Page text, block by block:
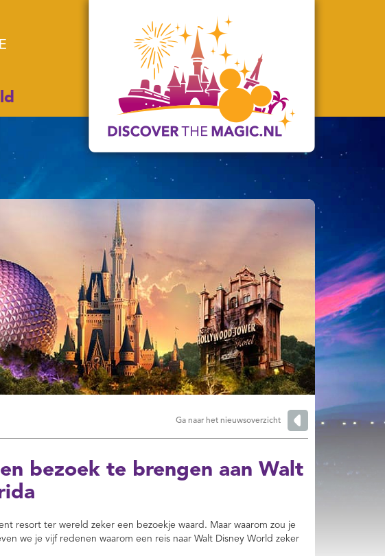
Ga naar het nieuwsoverzicht
bezoek te brengen aan Walt
resort ter wereld zeker een bezoekje waard. Maar waarom zou je
we je vijf redenen waarom een reis naar Walt Disney World zeker